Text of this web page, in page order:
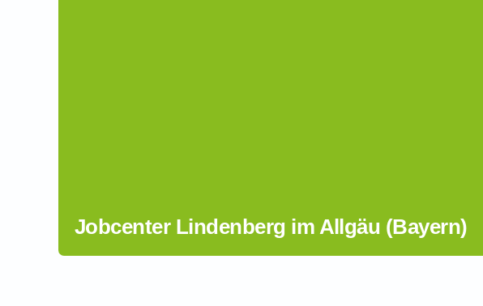
Jobcenter Lindenberg im Allgäu (Bayern)